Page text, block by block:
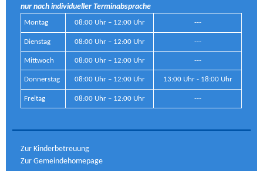
nur nach individueller Terminabsprache
Montag 08:00 Uhr – 12:00 Uhr ---
Dienstag 08:00 Uhr – 12:00 Uhr ---
Mittwoch 08:00 Uhr – 12:00 Uhr ---
Donnerstag 08:00 Uhr – 12:00 Uhr 13:00 Uhr - 18:00 Uhr
Freitag 08:00 Uhr – 12:00 Uhr ---
Zur Kinderbetreuung
Zur Gemeindehomepage